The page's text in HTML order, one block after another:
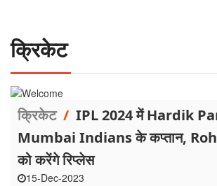
क्रिकेट
क्रिकेट/ IPL 2024 में Hardik
Mumbai Indians के कप्तान,
को करेंगे रिप्लेस
15-Dec-2023